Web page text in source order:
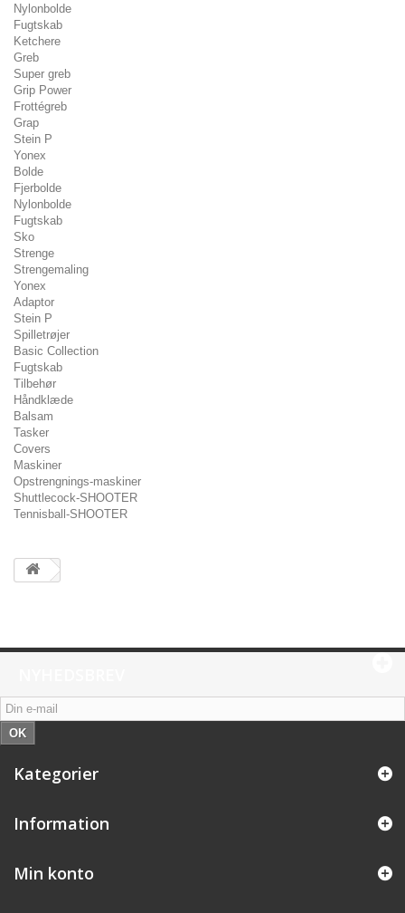
Nylonbolde
Fugtskab
Ketchere
Greb
Super greb
Grip Power
Frottégreb
Grap
Stein P
Yonex
Bolde
Fjerbolde
Nylonbolde
Fugtskab
Sko
Strenge
Strengemaling
Yonex
Adaptor
Stein P
Spilletrøjer
Basic Collection
Fugtskab
Tilbehør
Håndklæde
Balsam
Tasker
Covers
Maskiner
Opstrengnings-maskiner
Shuttlecock-SHOOTER
Tennisball-SHOOTER
OK
Kategorier
Information
Min konto